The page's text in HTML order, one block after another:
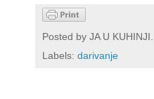
Posted by JA U KUHINJI...
Labels: darivanje